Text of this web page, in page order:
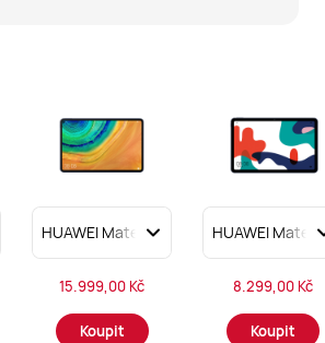
15.999,00 Kč
Koupit
8.299,00 Kč
Koupit